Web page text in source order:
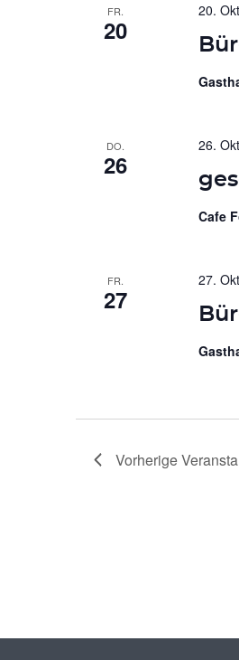
FR.
20
20.
DO.
26
26.
Cafe
FR.
27
27.
Vorherige